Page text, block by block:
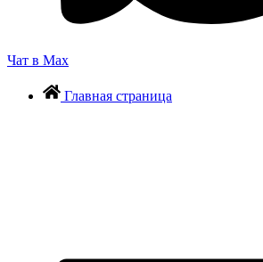
Чат в Max
Главная страница